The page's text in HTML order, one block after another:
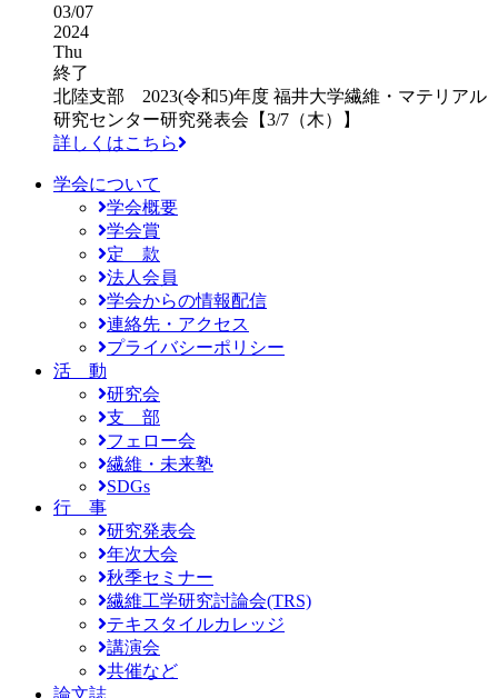
03/07
2024
Thu
終了
北陸支部 2023(令和5)年度 福井大学繊維・マテリアル
研究センター研究発表会【3/7（木）】
詳しくはこちら
学会について
学会概要
学会賞
定 款
法人会員
学会からの情報配信
連絡先・アクセス
プライバシーポリシー
活 動
研究会
支 部
フェロー会
繊維・未来塾
SDGs
行 事
研究発表会
年次大会
秋季セミナー
繊維工学研究討論会(TRS)
テキスタイルカレッジ
講演会
共催など
論文誌